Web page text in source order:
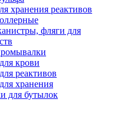
хранения реактивов
фляги для
крови
реактивов
хранения
для бутылок